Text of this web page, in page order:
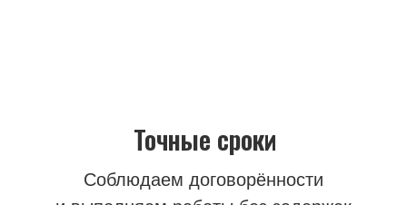
Соблюдение норм
технических требований и безопасности